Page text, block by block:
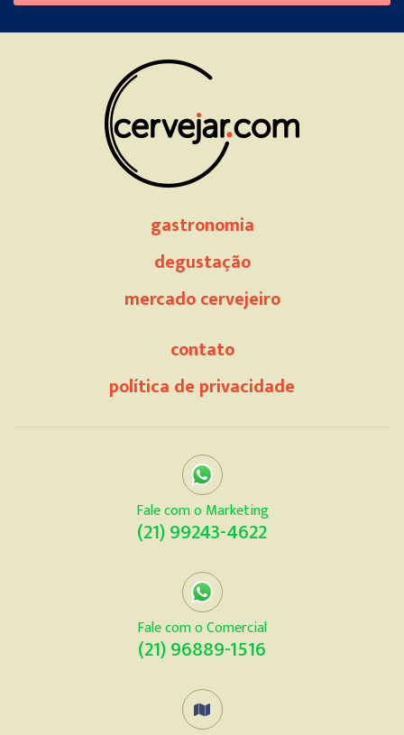
this
field
gastronomia
degustação
mercado cervejeiro
contato
política de privacidade
Fale com o Marketing
(21) 99243-4622
Fale com o Comercial
(21) 96889-1516